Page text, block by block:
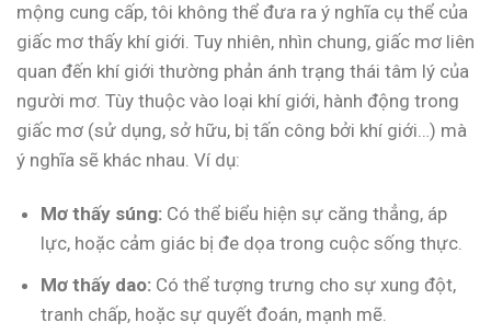
mộng cung cấp, tôi không thể đưa ra ý nghĩa cụ thể của
giấc mơ thấy khí giới. Tuy nhiên, nhìn chung, giấc mơ liên
quan đến khí giới thường phản ánh trạng thái tâm lý của
người mơ. Tùy thuộc vào loại khí giới, hành động trong
giấc mơ (sử dụng, sở hữu, bị tấn công bởi khí giới…) mà
ý nghĩa sẽ khác nhau. Ví dụ:
Mơ thấy súng: Có thể biểu hiện sự căng thẳng, áp
lực, hoặc cảm giác bị đe dọa trong cuộc sống thực.
Mơ thấy dao: Có thể tượng trưng cho sự xung đột,
tranh chấp, hoặc sự quyết đoán, mạnh mẽ.